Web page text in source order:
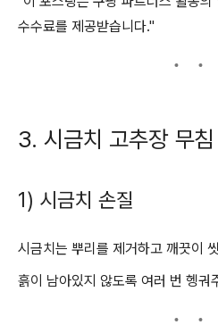
수수료를 제공받습니다."
3. 시금치 고추장 무
1) 시금치 손질
시금치는 뿌리를 제거하고 깨끗이
흙이 남아있지 않도록 여러 번 헹궈